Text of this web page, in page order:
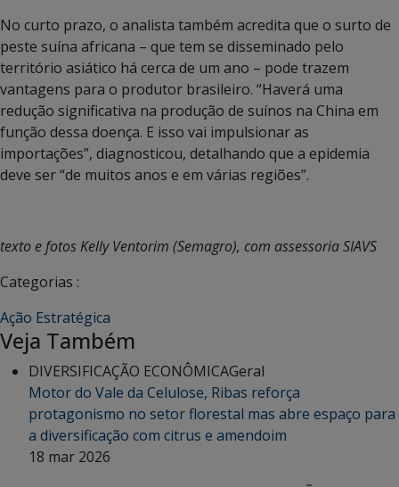
No curto prazo, o analista também acredita que o surto de
peste suína africana – que tem se disseminado pelo
território asiático há cerca de um ano – pode trazem
vantagens para o produtor brasileiro. “Haverá uma
redução significativa na produção de suínos na China em
função dessa doença. E isso vai impulsionar as
importações”, diagnosticou, detalhando que a epidemia
deve ser “de muitos anos e em várias regiões”.
texto e fotos Kelly Ventorim (Semagro), com assessoria SIAVS
Categorias :
Ação Estratégica
Veja Também
DIVERSIFICAÇÃO ECONÔMICAGeral
Motor do Vale da Celulose, Ribas reforça
protagonismo no setor florestal mas abre espaço para
a diversificação com citrus e amendoim
18 mar 2026